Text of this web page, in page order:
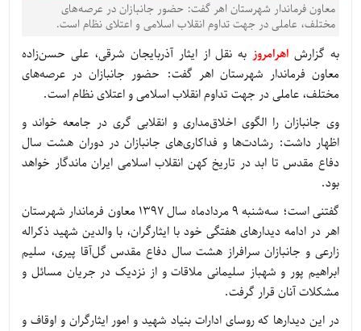
معاون فرماندار شهرستان اهر گفت: حضور جانبازان در عرصه‌های
مختلف، عاملی در جهت تداوم انقلاب اسلامی و اعتلای نظام است.
به گزارش اهرامروز به نقل از ایثار آذربایجان شرقی، علی حسن‌زاده
معاون فرماندار شهرستان اهر گفت: حضور جانبازان در عرصه‌های
مختلف، عاملی در جهت تداوم انقلاب اسلامی و اعتلای نظام است.
وی جانبازان را الگوی اخلاق‌مداری و انقلابی گری در جامعه خواند و
اظهار داشت: رشادت‌ها و فداکاری‌های جانبازان در دوران هشت سال
دفاع مقدس تا ابد در تاریخ کهن انقلاب اسلامی ایران ماندگار خواهد
بود.
گفتنی است؛ سه‌شنبه 9 مردادماه سال 1397 معاون فرماندار شهرستان
اهر در ادامه دیدارهای هفتگی خود با ایثارگران، با والدین شهید ذکراله
زارعی و جانبازان سرافراز هشت سال دفاع مقدس گل‌آقا پیری، سلیم
ابراهیم پور و شهباز سلیمانی ملاقات و از نزدیک در جریان مسائل و
مشکلات آنان قرار گرفت.
در این دیدارها که روسای ادارات بنیاد شهید و امور ایثارگران و اوقاف و